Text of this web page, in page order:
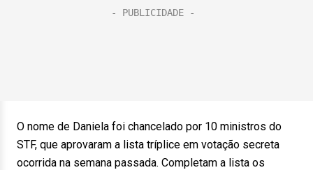
O nome de Daniela foi chancelado por 10 ministros do
STF, que aprovaram a lista tríplice em votação secreta
ocorrida na semana passada. Completam a lista os